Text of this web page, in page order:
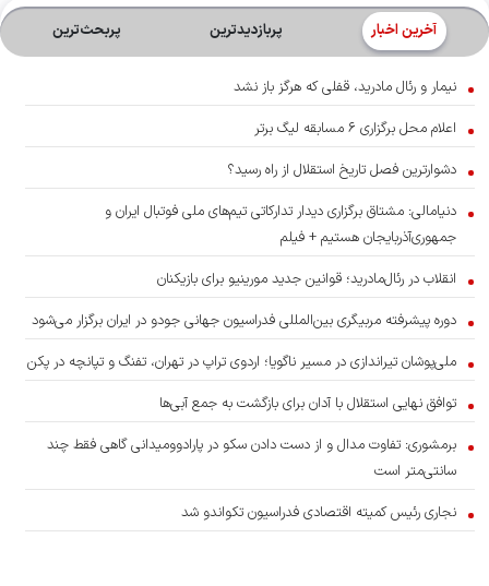
آخرین اخبار پربازدیدترین پربحث‌ترین‌
نیمار و رئال مادرید، قفلی که هرگز باز نشد
اعلام محل برگزاری ۶ مسابقه لیگ برتر
دشوارترین فصل تاریخ استقلال از راه رسید؟
دنیامالی: مشتاق برگزاری دیدار تدارکاتی تیم‌های ملی فوتبال ایران و
جمهوری‌آذربایجان هستیم + فیلم
انقلاب در رئال‌مادرید؛ قوانین جدید مورینیو برای بازیکنان
دوره پیشرفته مربیگری بین‌المللی فدراسیون جهانی جودو در ایران برگزار می‌شود
ملی‌پوشان تیراندازی در مسیر ناگویا؛ اردوی تراپ در تهران، تفنگ و تپانچه در پکن
توافق نهایی استقلال با آدان برای بازگشت به جمع آبی‌ها
برمشوری: تفاوت مدال و از دست دادن سکو در پارادوومیدانی گاهی فقط چند
سانتی‌متر است
نجاری رئیس کمیته اقتصادی فدراسیون تکواندو شد